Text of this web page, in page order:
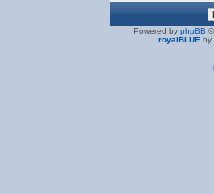
Powered by phpBB
royalBLUE by